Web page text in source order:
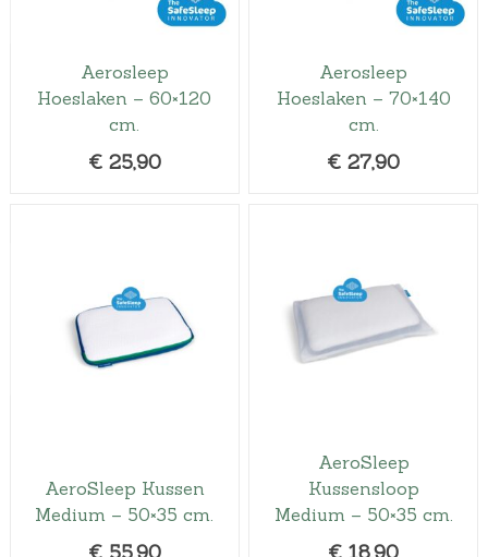
Aerosleep
Hoeslaken – 60×120
cm.
€ 25,90
Aerosleep
Hoeslaken – 70×140
cm.
€ 27,90
AeroSleep Kussen
Medium – 50×35 cm.
AeroSleep
Kussensloop
Medium – 50×35 cm.